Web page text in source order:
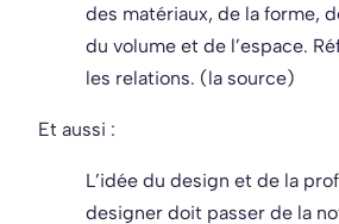
des matériaux, de la forme,
du volume et de l’espace.
les relations. (la source)
Et aussi :
L’idée du design et de la
designer doit passer de la